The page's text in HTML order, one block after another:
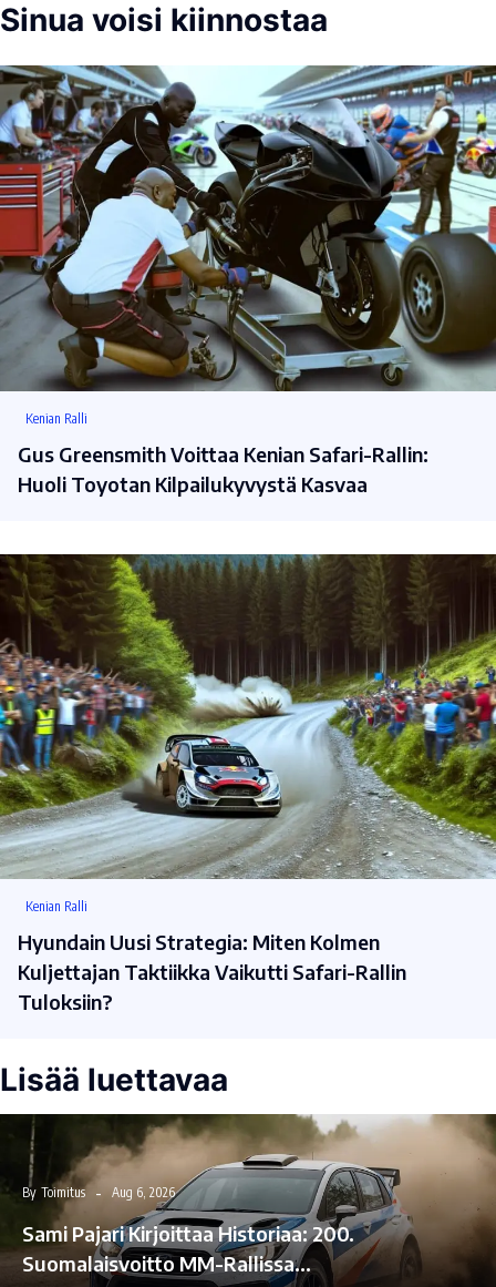
Sinua voisi kiinnostaa
Kenian Ralli
Gus Greensmith Voittaa Kenian Safari-Rallin:
Huoli Toyotan Kilpailukyvystä Kasvaa
Kenian Ralli
Hyundain Uusi Strategia: Miten Kolmen
Kuljettajan Taktiikka Vaikutti Safari-Rallin
Tuloksiin?
Lisää luettavaa
By Toimitus Aug 6, 2026
Sami Pajari Kirjoittaa Historiaa: 200.
Suomalaisvoitto MM-Rallissa…